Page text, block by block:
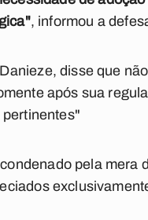
, informou a
disse que
após sua
pela mera